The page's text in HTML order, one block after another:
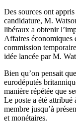
Des sources ont
candidature, M.
libéraux a obtenir
Affaires économiques
commission
idée lancée par M.
Bien qu’on pensait
eurodéputés
manière répétée que
Le poste a été
membre jusqu’à
et monétaires.